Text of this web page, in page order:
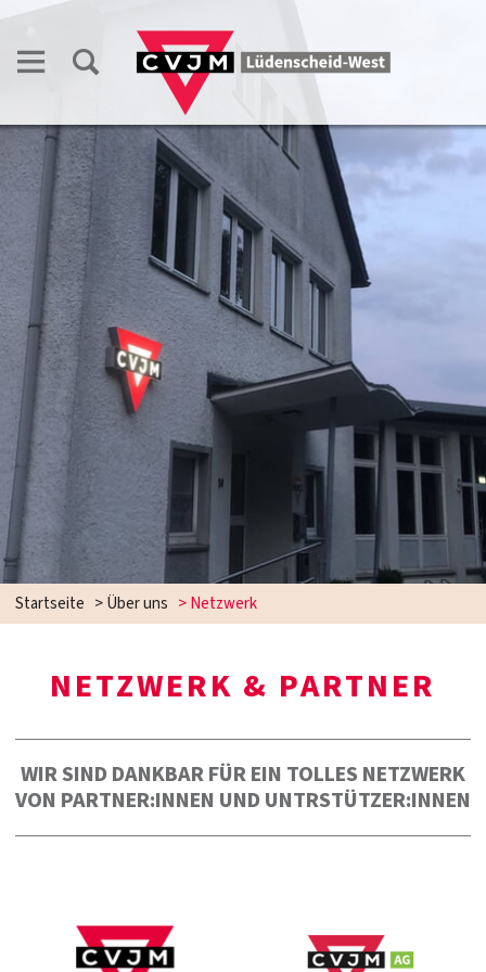
Startseite >Über uns >Netzwerk
NETZWERK & PARTNER
WIR SIND DANKBAR FÜR EIN TOLLES NETZWERK
VON PARTNER:INNEN UND UNTRSTÜTZER:INNEN